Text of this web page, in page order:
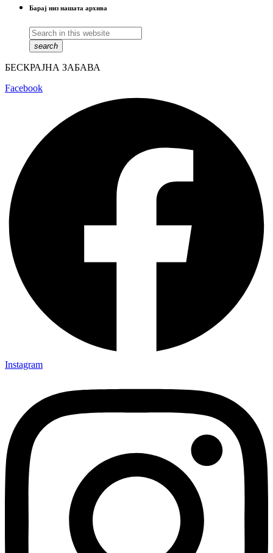
Барај низ нашата архива
search
БЕСКРАЈНА ЗАБАВА
Facebook
Instagram